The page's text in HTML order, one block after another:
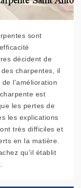
sont
décident de
charpentes, il
l'amélioration
est
les pertes de
les explications
très difficiles et
en la matière.
qu'il établit